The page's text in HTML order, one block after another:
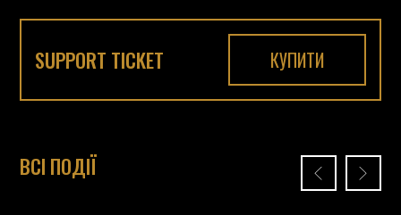
SUPPORT TICKET КУПИТИ
ВСІ ПОДІЇ